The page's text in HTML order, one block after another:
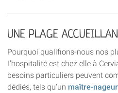
UNE PLAGE
Pourquoi qualifions-nous nos
L'hospitalité est chez elle à
besoins particuliers peuvent
dédiés, tels qu'un maître-